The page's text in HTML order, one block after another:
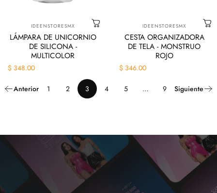
Marca:
IDEENSTORESMX
LÁMPARA DE UNICORNIO
DE SILICONA -
MULTICOLOR
$ 348.00
Marca:
IDEENSTORESMX
CESTA ORGANIZADORA
DE TELA - MONSTRUO
ROJO
$ 346.00
Anterior 1 2 3 4 5 … 9 Siguiente